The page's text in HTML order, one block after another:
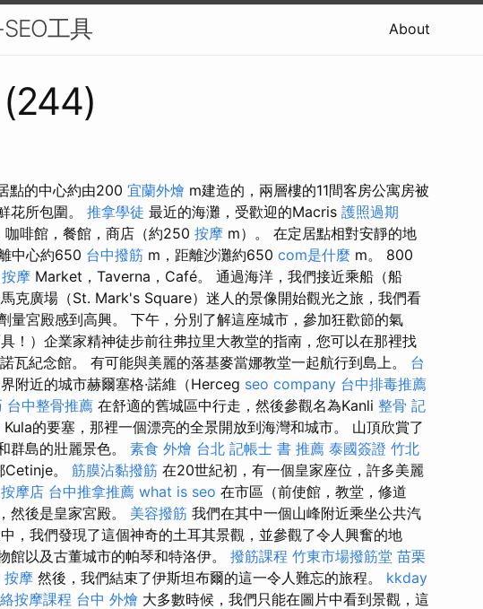
工具 About
點的中心約由200 宜蘭外燴 m建造的，兩層樓的11間客房公寓房被
花所包圍。 推拿學徒 最近的海灘，受歡迎的Macris 護照過期
咖啡館，餐館，商店（約250 按摩 m）。 在定居點​​相對安靜的地
中心約650 台中撥筋 m，距離沙灘約650 com是什麼 m。 800
摩 Market，Taverna，Café。 通過海洋，我們接近乘船（船
克廣場（St. Mark's Square）迷人的景像開始觀光之旅，我們看
宮殿感到高興。 下午，分別了解這座城市，參加狂歡節的氣
！）企業家精神徒步前往弗拉里大教堂的指南，您可以在那裡找
瓦紀念館。 有可能與美麗的落基麥當娜教堂一起航行到島上。 台
附近的城市赫爾塞格·諾維（Herceg seo company 台中排毒推薦
台中整骨推薦 在舒適的舊城區中行走，然後參觀名為Kanli 整骨 記
Kula的要塞，那裡一個漂亮的全景開放到海灣和城市。 山頂欣賞了
群島的壯麗景色。 素食 外燴 台北 記帳士 書 推薦 泰國簽證 竹北
Cetinje。 筋膜沾黏撥筋 在20世紀初，有一個皇家座位，許多美麗
按摩店 台中推拿推薦 what is seo 在市區（前使館，教堂，修道
然後是皇家宮殿。 美容撥筋 我們在其中一個山峰附近乘坐公共汽
，我們發現了這個神奇的土耳其景觀，並參觀了令人興奮的地
館以及古董城市的帕琴和特洛伊。 撥筋課程 竹東市場撥筋堂 苗栗
按摩 然後，我們結束了伊斯坦布爾的這一令人難忘的旅程。 kkday
按摩課程 台中 外燴 大多數時候，我們只能在圖片中看到景觀，這